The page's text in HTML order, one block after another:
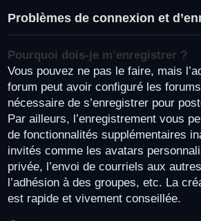
Problèmes de connexion et
Pourquoi dois-je m’enregistrer ?
Vous pouvez ne pas le faire, mais
forum peut avoir configuré les
nécessaire de s’enregistrer pour
Par ailleurs, l’enregistrement vous
de fonctionnalités supplémentaires
invités comme les avatars
privée, l’envoi de courriels aux
l’adhésion à des groupes, etc. La
est rapide et vivement conseillée.